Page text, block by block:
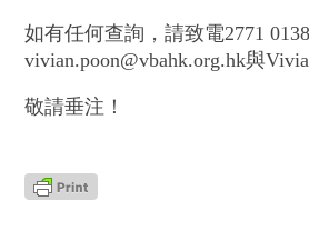
如有任何查詢，請致電2771
vivian.poon@vbahk.org.hk與
敬請垂注！